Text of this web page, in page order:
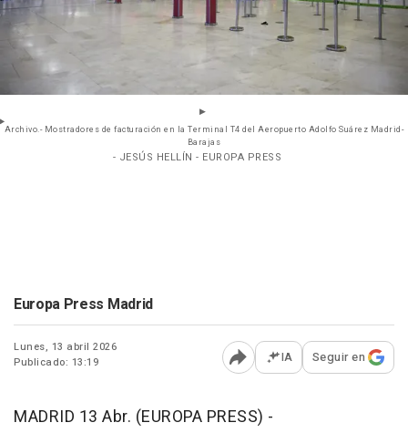
Archivo.- Mostradores de facturación en la Terminal T4 del Aeropuerto Adolfo Suárez Madrid-
Barajas
- JESÚS HELLÍN - EUROPA PRESS
Europa Press Madrid
Lunes, 13 abril 2026
Publicado: 13:19
Abrir opciones para
IA Seguir en
MADRID 13 Abr. (EUROPA PRESS) -